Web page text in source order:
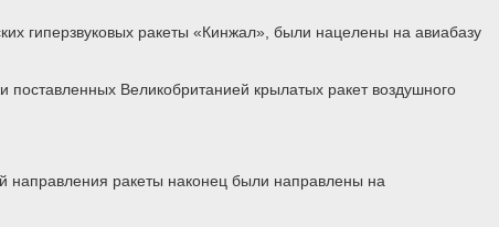
гиперзвуковых ракеты «Кинжал», были нацелены на авиабазу
Великобританией крылатых ракет воздушного
направления ракеты наконец были направлены на